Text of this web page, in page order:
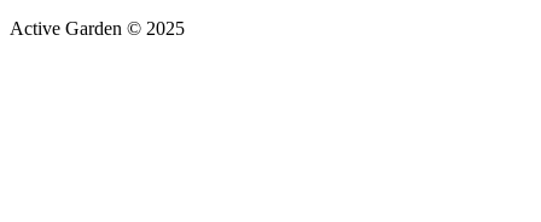
Active Garden © 2025